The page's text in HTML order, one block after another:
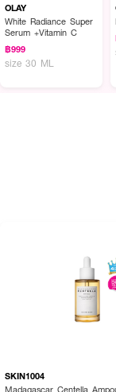
OLAY
White Radiance Super
Serum +Vitamin C
฿999
size 30 ML
SKIN1004
Madagascar Centella